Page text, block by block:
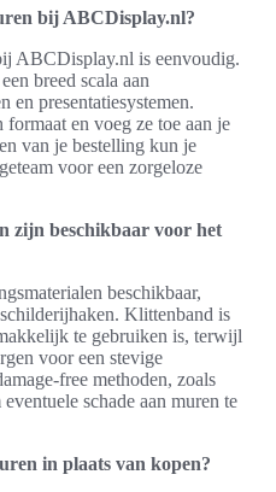
bij ABCDisplay.nl?
ABCDisplay.nl is eenvoudig.
breed scala aan
en presentatiesystemen.
formaat en voeg ze toe aan je
van je bestelling kun je
voor een zorgeloze
zijn beschikbaar voor het
beschikbaar,
Klittenband is
te gebruiken is, terwijl
voor een stevige
free methoden, zoals
schade aan muren te
in plaats van kopen?